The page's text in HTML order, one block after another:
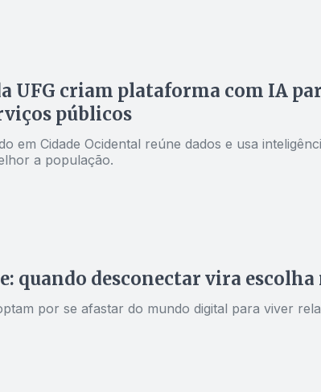
UFG criam plataforma com IA
públicos
em Cidade Ocidental reúne dados e usa
a população.
quando desconectar vira
por se afastar do mundo digital para viver